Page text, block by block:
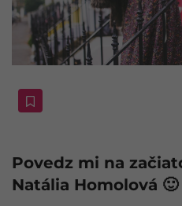
Povedz mi na
Natália Homolová 🙂